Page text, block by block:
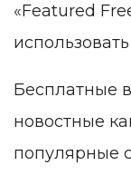
«Featured
Бесплатные
новостные
популярные